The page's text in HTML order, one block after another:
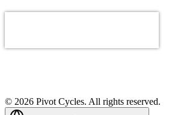
© 2026 Pivot Cycles. All rights reserved.